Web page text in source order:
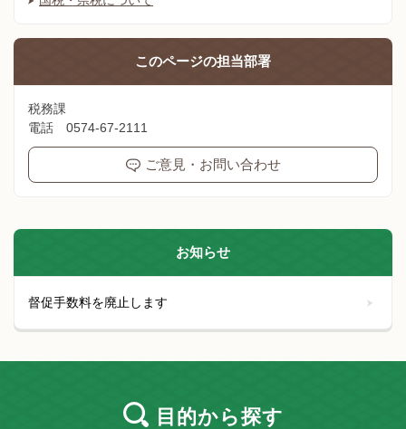
このページの担当部署
税務課
電話 0574-67-2111
ご意見・お問い合わせ
お知らせ
督促手数料を廃止します
目的から探す